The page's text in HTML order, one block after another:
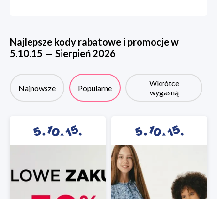
Najlepsze kody rabatowe i promocje w
5.10.15 — Sierpień 2026
Najnowsze Popularne
Wkrótce
wygasną